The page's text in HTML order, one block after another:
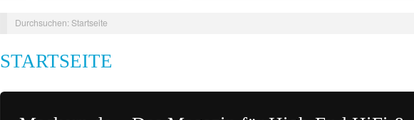
Durchsuchen: Startseite
STARTSEITE